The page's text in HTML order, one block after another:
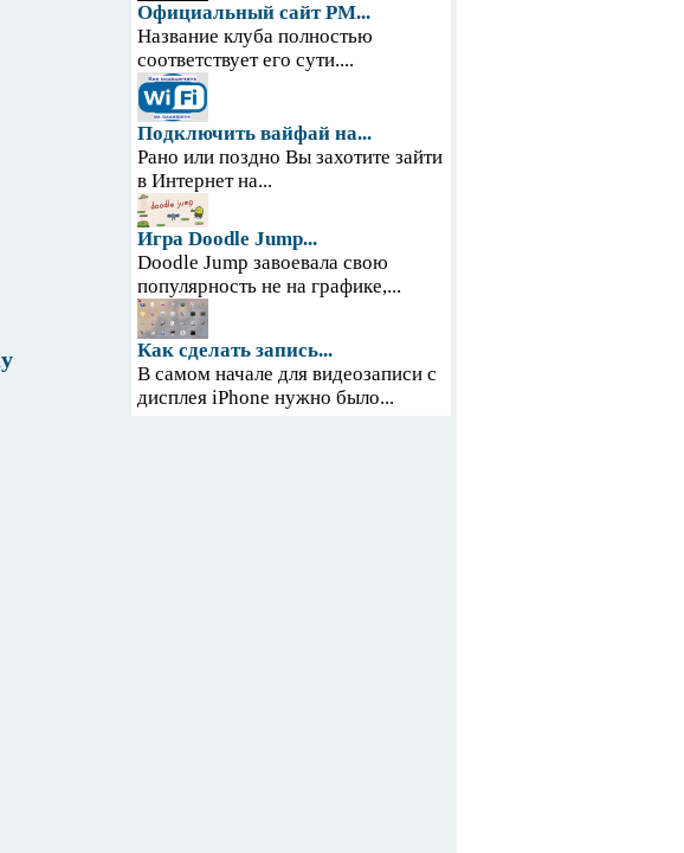
Официальный сайт PM...
Название клуба полностью
соответствует его сути....
Подключить вайфай на...
Рано или поздно Вы захотите зайти
в Интернет на...
Игра Doodle Jump...
Doodle Jump завоевала свою
популярность не на графике,...
Как сделать запись...
В самом начале для видеозаписи с
дисплея iPhone нужно было...